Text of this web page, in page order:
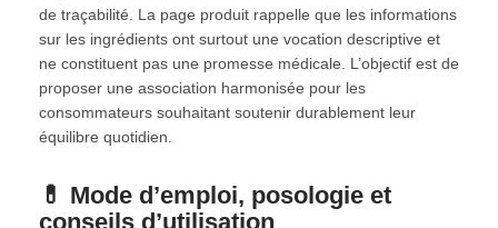
de traçabilité. La page produit rappelle que les informations
sur les ingrédients ont surtout une vocation descriptive et
ne constituent pas une promesse médicale. L’objectif est de
proposer une association harmonisée pour les
consommateurs souhaitant soutenir durablement leur
équilibre quotidien.
💊 Mode d’emploi, posologie et
conseils d’utilisation